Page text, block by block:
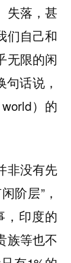
失落，甚
们自己和
无限的闲
话说，
） 的
非没有先
阶层”，
，印度的
族等也不